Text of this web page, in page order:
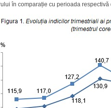
în comparație cu perioada respectivă